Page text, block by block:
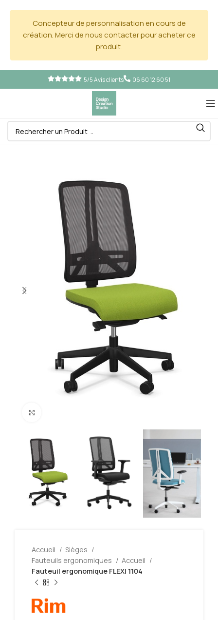
Concepteur de personnalisation en cours de
création. Merci de nous contacter pour acheter ce
produit.
5/5 Avis clients 06 60 12 60 51
Accueil
Sièges
Fauteuils ergonomiques
Accueil
Fauteuil ergonomique FLEXI 1104